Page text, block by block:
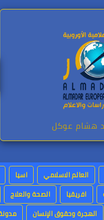
هشام عوكل
العالم الاسلامي اسيا
افريقيا الصحة والعلاج
الهجرة وحقوق الإنسان